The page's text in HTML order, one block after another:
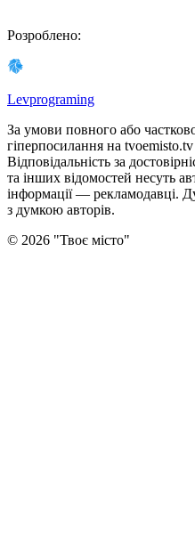
Розроблено:
Levprograming
За умови повного або
гіперпосилання на
Відповідальність за
та інших відомостей несуть
інформації — рекламодавці.
з думкою авторiв.
© 2026 "Твоє місто"